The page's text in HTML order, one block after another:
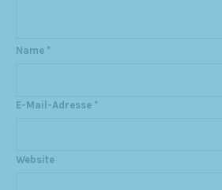
Name *
E-Mail-Adresse *
Website